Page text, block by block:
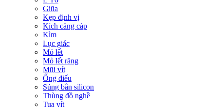
Giũa
Kẹp định vị
Kích căng cáp
Kìm
Lục giác
Mỏ lết
Mỏ lết răng
Mũi vít
Ống điếu
Súng bắn silicon
Thùng đồ nghề
Tua vít